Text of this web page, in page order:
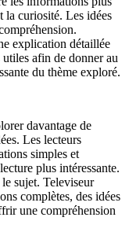
la curiosité. Les idées
explication détaillée
afin de donner au
du thème exploré.
davantage de
Les lecteurs
simples et
plus intéressante.
sujet. Televiseur
complètes, des idées
une compréhension